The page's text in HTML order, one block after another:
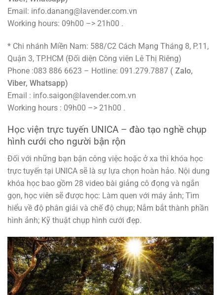
Email: info.danang@lavender.com.vn
Working hours: 09h00 –> 21h00 .
* Chi nhánh Miền Nam: 588/C2 Cách Mạng Tháng 8, P.11,
Quận 3, TP.HCM (Đối diện Công viên Lê Thị Riêng)
Phone :083 886 6623 – Hotline: 091.279.7887 ( Zalo,
Viber, Whatsapp)
Email : info.saigon@lavender.com.vn
Working hours : 09h00 –> 21h00 .
Học viện trực tuyến UNICA – đào tạo nghề chụp
hình cưới cho người bận rộn
Đối với những bạn bận công việc hoặc ở xa thì khóa học
trực tuyến tại UNICA sẽ là sự lựa chọn hoàn hảo. Nội dung
khóa học bao gồm 28 video bài giảng cô đọng và ngắn
gọn, học viên sẽ được học: Làm quen với máy ảnh; Tìm
hiểu về độ phân giải và chế độ chụp; Nắm bắt thành phần
hình ảnh; Kỹ thuật chụp hình cưới đẹp.